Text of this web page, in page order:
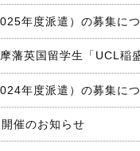
年度派遣）の募集に
藩英国留学生「UCL稲
年度派遣）の募集に
催のお知らせ